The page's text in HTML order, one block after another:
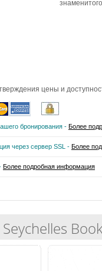
цены и
бронирования - Более
через сервер SSL - Более
Более подробная информация